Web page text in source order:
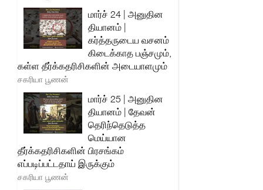
மார்ச் 24 | அனுதின
தியானம் |
கர்த்தருடைய வசனம்
கிடைக்காத பஞ்சமும்,
கள்ள தீர்க்கதரிசிகளின் அடையாளமும்
சகரியா பூணன்
மார்ச் 25 | அனுதின
தியானம் | தேவன்
தெரிந்தெடுத்த
மெய்யான
தீர்க்கதரிசிகளின் பிரசங்கம்
எப்படிப்பட்டதாய் இருக்கும்
சகரியா பூணன்